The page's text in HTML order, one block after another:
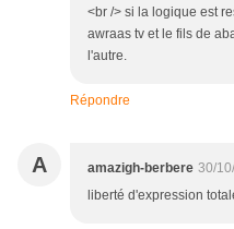
<br /> si la logique est
awraas tv et le fils de
l'autre.
Répondre
A amazigh-berbere 30/
liberté d'expression